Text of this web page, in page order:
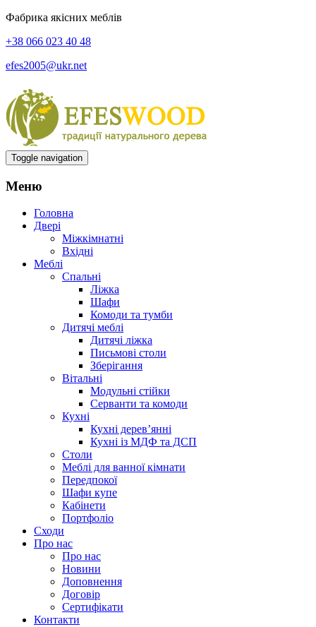
Фабрика якісних меблів
+38 066 023 40 48
efes2005@ukr.net
Toggle navigation
Меню
Головна
Двері
Міжкімнатні
Вхідні
Меблі
Спальні
Ліжка
Шафи
Комоди та тумби
Дитячі меблі
Дитячі ліжка
Письмові столи
Зберігання
Вітальні
Модульні стійки
Серванти та комоди
Кухні
Кухні дерев’янні
Кухні із МДФ та ДСП
Cтоли
Меблі для ванної кімнати
Передпокої
Шафи купе
Кабінети
Портфоліо
Сходи
Про нас
Про нас
Новини
Доповнення
Договір
Сертифікати
Контакти